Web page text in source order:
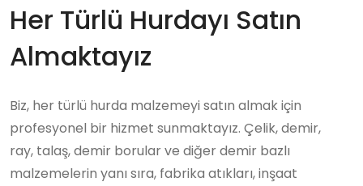
Her Türlü Hurdayı Satın
Almaktayız
Biz, her türlü hurda malzemeyi satın almak için
profesyonel bir hizmet sunmaktayız. Çelik, demir,
ray, talaş, demir borular ve diğer demir bazlı
malzemelerin yanı sıra, fabrika atıkları, inşaat